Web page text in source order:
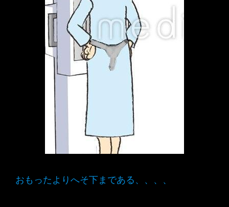
おもったよりへそ下まである、、、、